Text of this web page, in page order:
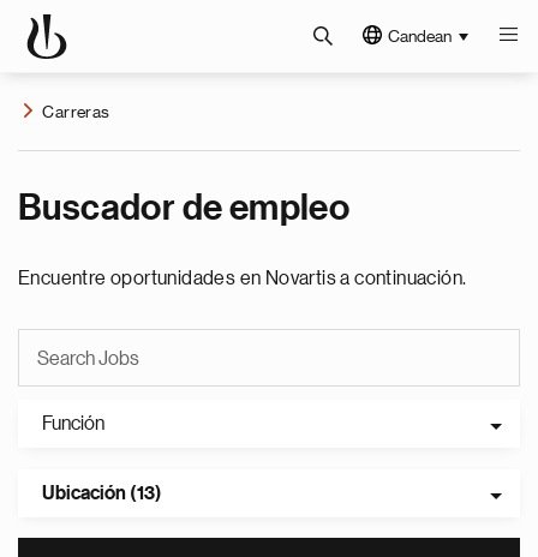
Candean
Carreras
Buscador de empleo
Encuentre oportunidades en Novartis a continuación.
Función
Ubicación (13)